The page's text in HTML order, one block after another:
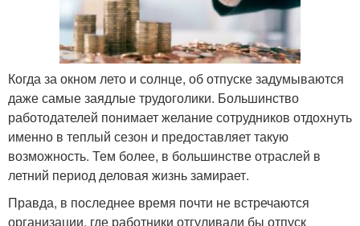
Когда за окном лето и солнце, об отпуске задумываются
даже самые заядлые трудоголики. Большинство
работодателей понимает желание сотрудников отдохнуть
именно в теплый сезон и предоставляет такую
возможность. Тем более, в большинстве отраслей в
летний период деловая жизнь замирает.
Правда, в последнее время почти не встречаются
организации, где работники отгуливали бы отпуск